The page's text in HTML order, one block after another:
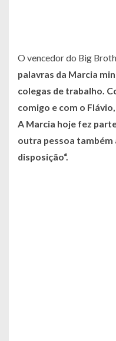
O vencedor do Big
palavras da Marcia
colegas de trabalho.
comigo e com o
A Marcia hoje fez
outra pessoa também
disposição“.